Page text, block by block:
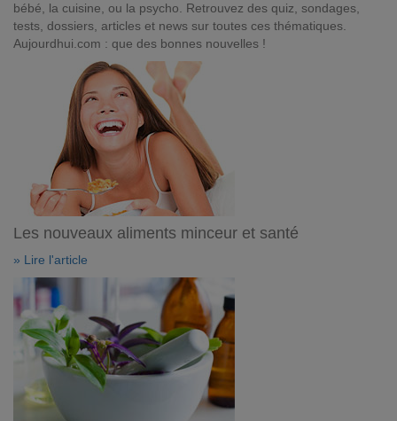
bébé, la cuisine, ou la psycho. Retrouvez des quiz, sondages,
tests, dossiers, articles et news sur toutes ces thématiques.
Aujourdhui.com : que des bonnes nouvelles !
Les nouveaux aliments minceur et santé
» Lire l'article